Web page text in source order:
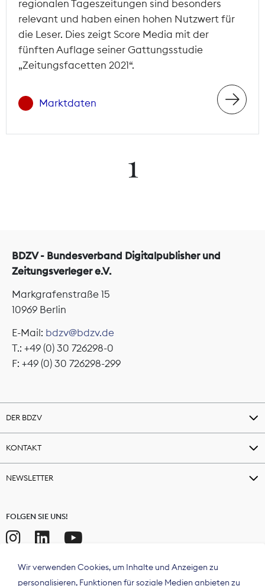
regionalen Tageszeitungen sind besonders
relevant und haben einen hohen Nutzwert für
die Leser. Dies zeigt Score Media mit der
fünften Auflage seiner Gattungsstudie
„Zeitungsfacetten 2021“.
Marktdaten
1
BDZV - Bundesverband Digitalpublisher und
Zeitungsverleger e.V.
Markgrafenstraße 15
10969 Berlin
E-Mail: bdzv@bdzv.de
T.: +49 (0) 30 726298-0
F: +49 (0) 30 726298-299
DER BDZV
KONTAKT
NEWSLETTER
FOLGEN SIE UNS!
Wir verwenden Cookies, um Inhalte und Anzeigen zu
personalisieren, Funktionen für soziale Medien anbieten zu